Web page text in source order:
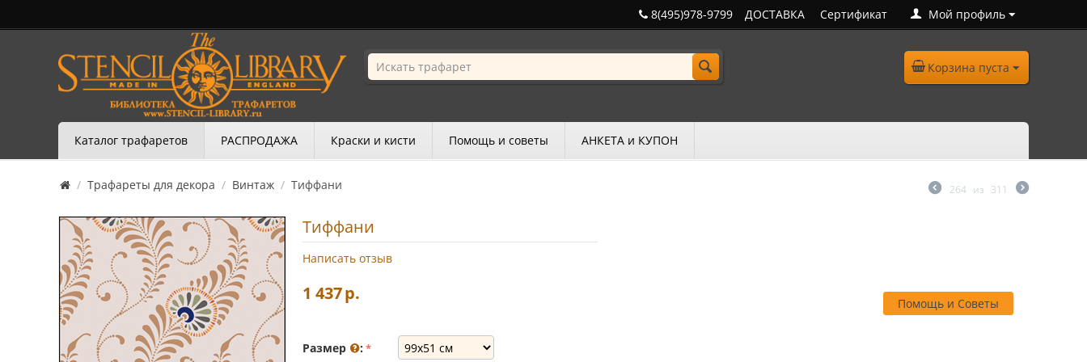
Мой профиль
ДОСТАВКА Сертификат
8(495)978-9799
Корзина пуста
Каталог трафаретов РАСПРОДАЖА Краски и кисти Помощь и советы АНКЕТА и КУПОН
/ Трафареты для декора / Винтаж / Тиффани 264 из 311
Тиффани
Написать отзыв
Помощь и Советы
1 437р.
Размер :